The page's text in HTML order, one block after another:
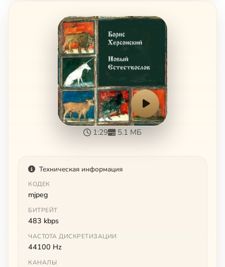
1:29 5.1 МБ
Техническая информация
КОДЕК
mjpeg
БИТРЕЙТ
483 kbps
ЧАСТОТА ДИСКРЕТИЗАЦИИ
44100 Hz
КАНАЛЫ